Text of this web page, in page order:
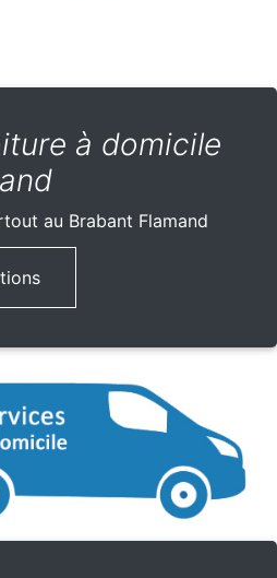
à domicile
au Brabant Flamand